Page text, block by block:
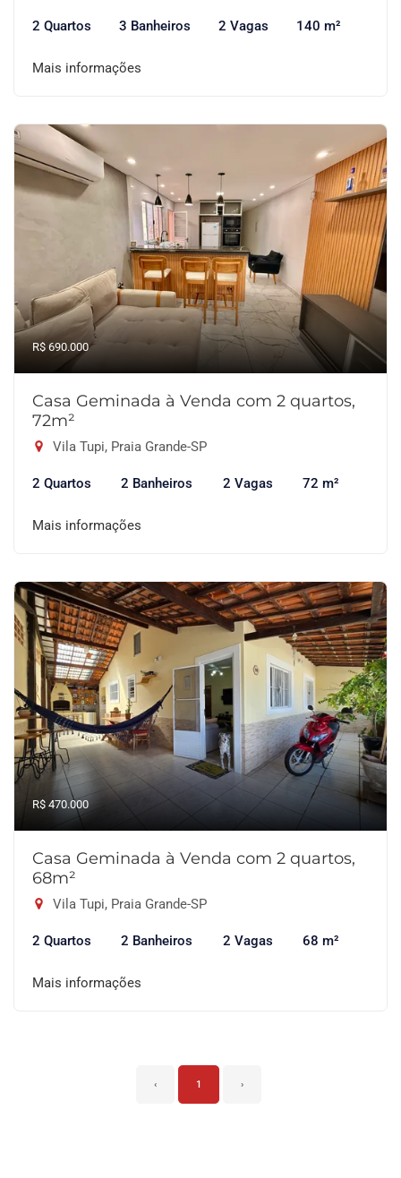
2 Quartos 3 Banheiros 2 Vagas 140 m²
Mais informações
R$ 690.000
Casa Geminada à Venda com 2 quartos,
72m²
Vila Tupi, Praia Grande-SP
2 Quartos 2 Banheiros 2 Vagas 72 m²
Mais informações
R$ 470.000
Casa Geminada à Venda com 2 quartos,
68m²
Vila Tupi, Praia Grande-SP
2 Quartos 2 Banheiros 2 Vagas 68 m²
Mais informações
‹ 1 ›